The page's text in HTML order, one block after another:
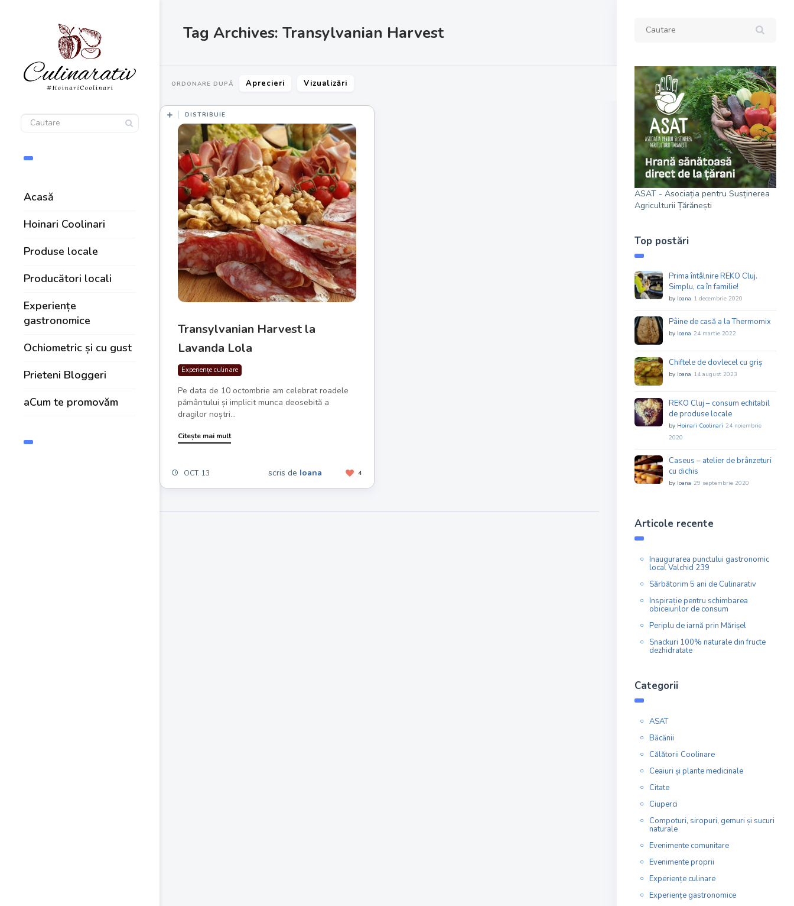
Acasă
Hoinari Coolinari
Produse locale
Producători locali
Experiențe
gastronomice
Ochiometric și cu gust
Prieteni Bloggeri
aCum te promovăm
Tag Archives: Transylvanian Harvest
ORDONARE DUPĂ Aprecieri Vizualizări
DISTRIBUIE
Transylvanian Harvest la
Lavanda Lola
Experiențe culinare
Pe data de 10 octombrie am celebrat roadele
pământului și implicit munca deosebită a
dragilor noștri...
Citește mai mult
OCT. 13 4
scris de Ioana
ASAT - Asociația pentru Susținerea
Agriculturii Țărănești
Top postări
Prima întâlnire REKO Cluj.
Simplu, ca în familie!
by Ioana 1 decembrie 2020
Pâine de casă a la Thermomix
by Ioana 24 martie 2022
Chiftele de dovlecel cu griș
by Ioana 14 august 2023
REKO Cluj – consum echitabil
de produse locale
by Hoinari Coolinari 24 noiembrie
2020
Caseus – atelier de brânzeturi
cu dichis
by Ioana 29 septembrie 2020
Articole recente
Inaugurarea punctului gastronomic
local Valchid 239
Sărbătorim 5 ani de Culinarativ
Inspirație pentru schimbarea
obiceiurilor de consum
Periplu de iarnă prin Mărișel
Snackuri 100% naturale din fructe
dezhidratate
Categorii
ASAT
Băcănii
Călătorii Coolinare
Ceaiuri și plante medicinale
Citate
Ciuperci
Compoturi, siropuri, gemuri și sucuri
naturale
Evenimente comunitare
Evenimente proprii
Experiențe culinare
Experiențe gastronomice